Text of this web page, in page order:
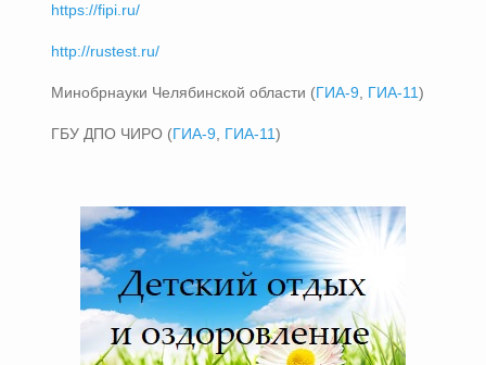
https://fipi.ru/
http://rustest.ru/
Минобрнауки Челябинской области (ГИА-9 ГИА-11)
ГБУ ДПО ЧИРО (ГИА-9 ГИА-11)